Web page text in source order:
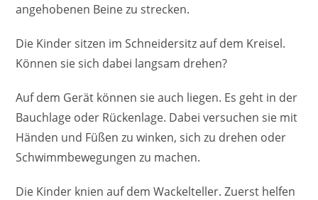
angehobenen Beine zu strecken.
Die Kinder sitzen im Schneidersitz auf dem Kreisel.
Können sie sich dabei langsam drehen?
Auf dem Gerät können sie auch liegen. Es geht in der
Bauchlage oder Rückenlage. Dabei versuchen sie mit
Händen und Füßen zu winken, sich zu drehen oder
Schwimmbewegungen zu machen.
Die Kinder knien auf dem Wackelteller. Zuerst helfen